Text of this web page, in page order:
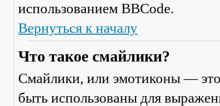
использованием BBCode.
Вернуться к началу
Что такое смайлики?
Смайлики, или эмотиконы —
быть использованы для